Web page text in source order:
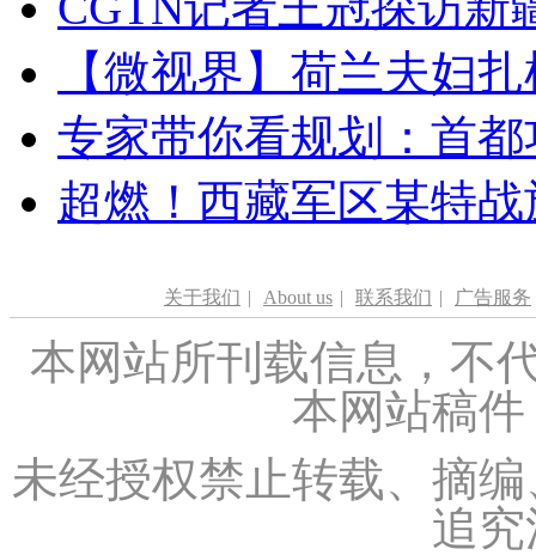
【微视界】荷兰夫妇
专家带你看规划：首
超燃！西藏军区某特
关于我们 | About us | 联系我们 | 广告服务
本网站所刊载信息，不
本网站稿
未经授权禁止转载、摘
追